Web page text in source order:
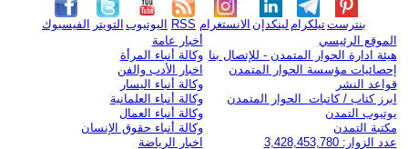
الفيسبوك التويتر اليوتيوب RSS الانستغرام لينكدإن تيلكرامبنترست
الموقع الرئيسي
هيئة ادارة الحوار المتمدن - للإتصال بنا
إحصائيات مؤسسة الحوار المتمدن
قواعد النشر
ابرز كتاب / كاتبات الحوار المتمدن
يوتيوب التمدن
مكتبة التمدن
عدد الزوار: 3,428,453,780
أخبار عامة
وكالة أنباء المرأة
اخبار الأدب والفن
وكالة أنباء اليسار
وكالة أنباء العلمانية
وكالة أنباء العمال
وكالة أنباء حقوق الإنسان
اخبار الرياضة